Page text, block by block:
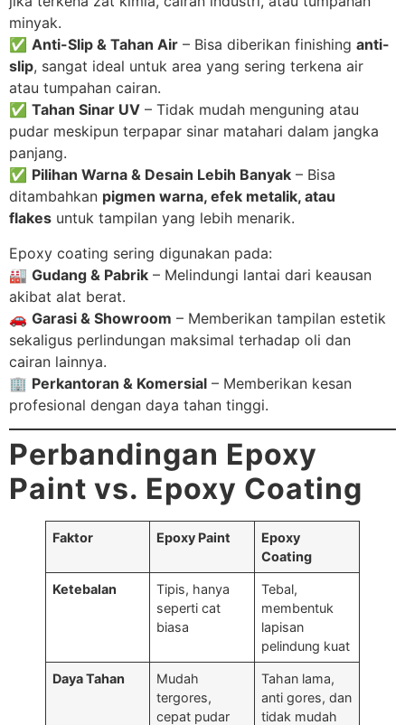
minyak.
✅ Anti-Slip & Tahan Air – Bisa diberikan finishing anti-
slip, sangat ideal untuk area yang sering terkena air
atau tumpahan cairan.
✅ Tahan Sinar UV – Tidak mudah menguning atau
pudar meskipun terpapar sinar matahari dalam jangka
panjang.
✅ Pilihan Warna & Desain Lebih Banyak – Bisa
ditambahkan pigmen warna, efek metalik, atau
flakes untuk tampilan yang lebih menarik.
Epoxy coating sering digunakan pada:
🏭 Gudang & Pabrik – Melindungi lantai dari keausan
akibat alat berat.
🚗 Garasi & Showroom – Memberikan tampilan estetik
sekaligus perlindungan maksimal terhadap oli dan
cairan lainnya.
🏢 Perkantoran & Komersial – Memberikan kesan
profesional dengan daya tahan tinggi.
Perbandingan Epoxy
Paint vs. Epoxy Coating
Faktor Epoxy Paint
Epoxy
Coating
Ketebalan
Tipis, hanya
seperti cat
biasa
Tebal,
membentuk
lapisan
pelindung kuat
Daya Tahan
Mudah
tergores,
cepat pudar
Tahan lama,
anti gores, dan
tidak mudah